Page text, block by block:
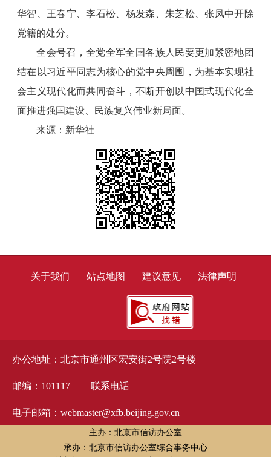
华智、王春宁、李石松、杨发森、朱芝松、张凤中开除
党籍的处分。
全会号召，全党全军全国各族人民要更加紧密地团
结在以习近平同志为核心的党中央周围，为基本实现社
会主义现代化而共同奋斗，不断开创以中国式现代化全
面推进强国建设、民族复兴伟业新局面。
来源：新华社
办公地址：北京市通州区宏安街2号院2号楼
邮编：101117 联系电话
电子邮箱：webmaster@xfb.beijing.gov.cn
关于我们 站点地图 建议意见 法律声明
主办：北京市信访办公室
承办：北京市信访办公室综合事务中心